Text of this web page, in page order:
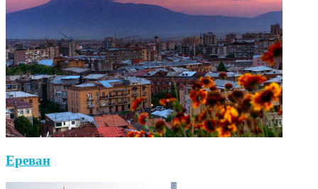
Ереван